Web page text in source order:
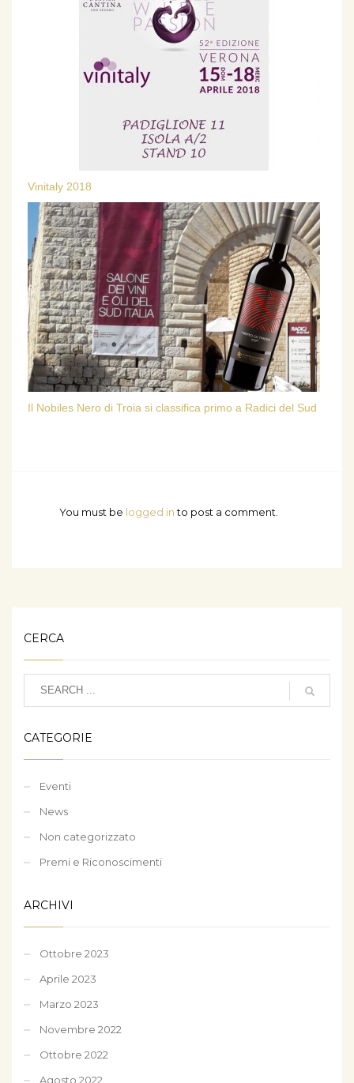
Vinitaly 2018
Il Nobiles Nero di Troia si classifica primo a Radici del Sud
You must be logged into post a comment.
CERCA
CATEGORIE
Eventi
News
Non categorizzato
Premi e Riconoscimenti
ARCHIVI
Ottobre 2023
Aprile 2023
Marzo 2023
Novembre 2022
Ottobre 2022
Agosto 2022